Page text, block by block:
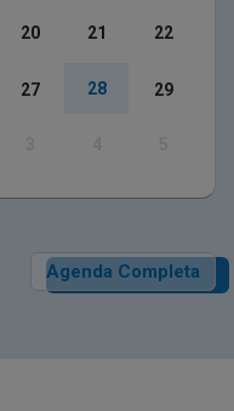
20 21 22
27 28 29
Agenda Completa